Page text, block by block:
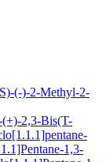
(-)-2-Methyl-2-
(+)-2,3-Bis(T-
1,3-